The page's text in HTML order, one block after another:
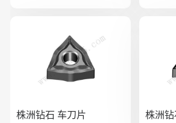
株洲钻石 车刀片 株洲钻